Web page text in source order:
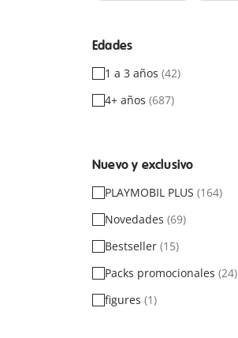
Edades
1 a 3 años (42)
4+ años (687)
Nuevo y exclusivo
PLAYMOBIL PLUS (164)
Novedades (69)
Bestseller (15)
Packs promocionales (24)
figures (1)